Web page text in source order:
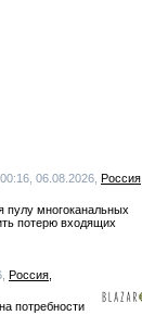
06.08.2026, Россия
пулу многоканальных
потерю входящих
Россия
потребности